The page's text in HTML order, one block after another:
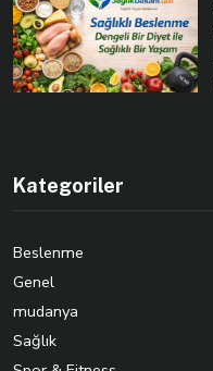
Kategoriler
Beslenme
Genel
mudanya
Sağlık